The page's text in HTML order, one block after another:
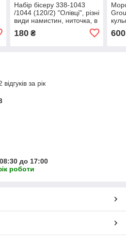
Набір бісеру 338-1043
/1044 (120/2) "Олівці", різні
види намистин, ниточка, в
180₴ 600
за рік
до 17:00
роботи